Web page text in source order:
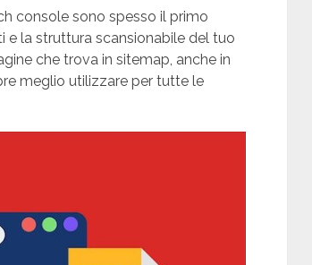
console sono spesso il primo
la struttura scansionabile del tuo
che trova in sitemap, anche in
meglio utilizzare per tutte le